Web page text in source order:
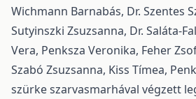
Wichmann Barnabás, Dr. Szentes
Sutyinszki Zsuzsanna, Dr. Saláta-
Vera, Penksza Veronika, Feher
Szabó Zsuzsanna, Kiss Tímea,
szürke szarvasmarhával végzett